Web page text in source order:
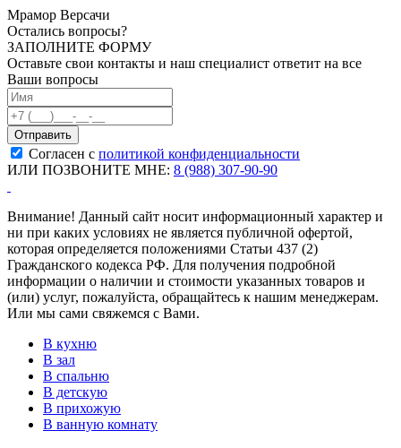
Мрамор Версачи
Остались вопросы?
ЗАПОЛНИТЕ ФОРМУ
Оставьте свои контакты и наш специалист ответит на все
Ваши вопросы
Согласен с политикой конфиденциальности
ИЛИ ПОЗВОНИТЕ МНЕ: 8 (988) 307-90-90
Внимание! Данный сайт носит информационный характер и
ни при каких условиях не является публичной офертой,
которая определяется положениями Статьи 437 (2)
Гражданского кодекса РФ. Для получения подробной
информации о наличии и стоимости указанных товаров и
(или) услуг, пожалуйста, обращайтесь к нашим менеджерам.
Или мы сами свяжемся с Вами.
В кухню
В зал
В спальню
В детскую
В прихожую
В ванную комнату